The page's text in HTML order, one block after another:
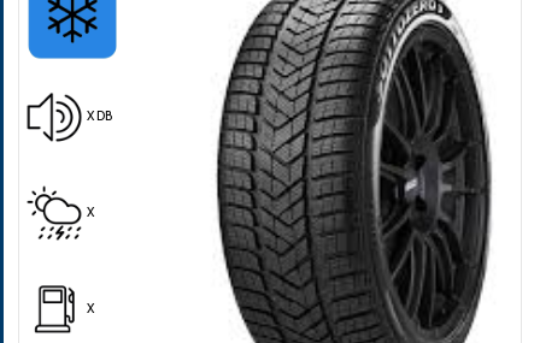
X DB
X
X